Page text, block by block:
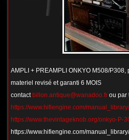
AMPLI + PREAMPLI ONKYO M508/P308,
materiel revisé et garanti 6 MOIS
contact billon.antique@wanadoo.fr ou par
https://www.hifiengine.com/
https://www.thevintageknob.org/onkyo-P-
https://www.hifiengine.com/